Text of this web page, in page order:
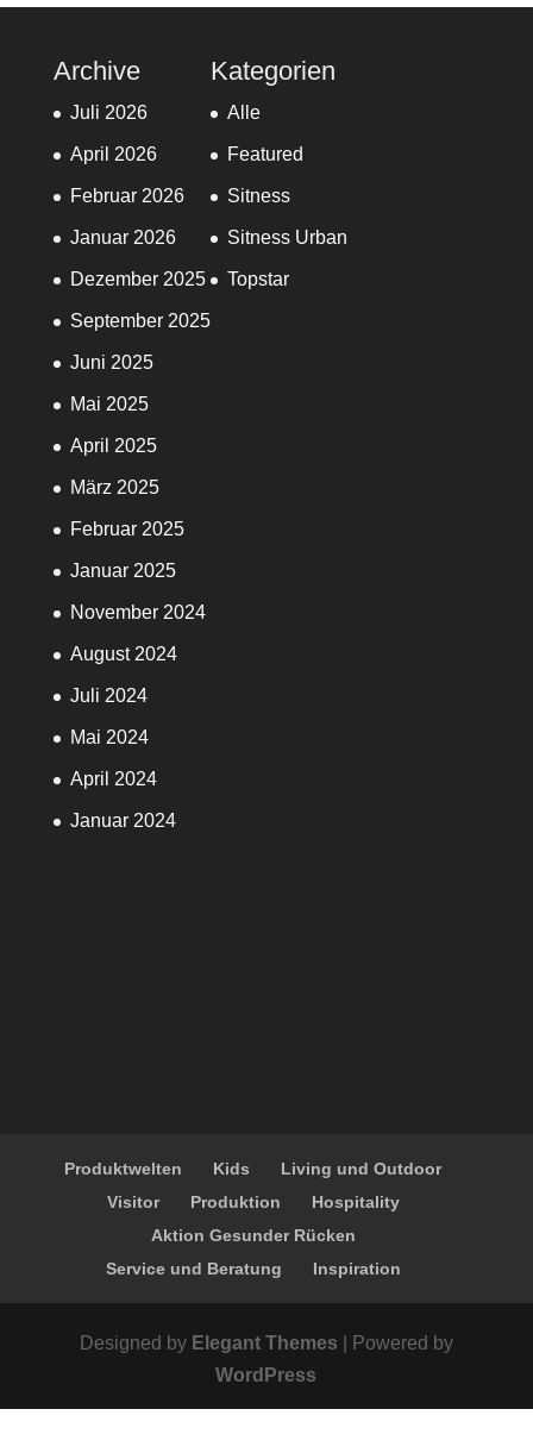
Archive
Juli 2026
April 2026
Februar 2026
Januar 2026
Dezember 2025
September 2025
Juni 2025
Mai 2025
April 2025
März 2025
Februar 2025
Januar 2025
November 2024
August 2024
Juli 2024
Mai 2024
April 2024
Januar 2024
Kategorien
Alle
Featured
Sitness
Sitness Urban
Topstar
Produktwelten Kids
Living und Outdoor
Visitor
Produktion
Hospitality
Aktion Gesunder Rücken
Service und Beratung
Inspiration
Designed by Elegant Themes | Powered by
WordPress